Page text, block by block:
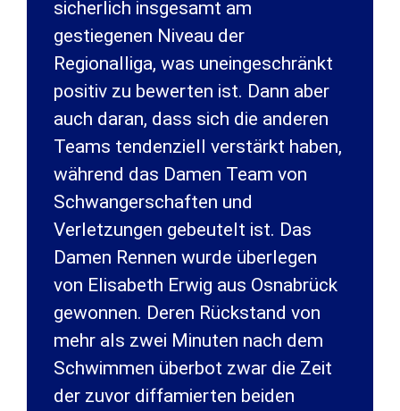
sicherlich insgesamt am
gestiegenen Niveau der
Regionalliga, was uneingeschränkt
positiv zu bewerten ist. Dann aber
auch daran, dass sich die anderen
Teams tendenziell verstärkt haben,
während das Damen Team von
Schwangerschaften und
Verletzungen gebeutelt ist. Das
Damen Rennen wurde überlegen
von Elisabeth Erwig aus Osnabrück
gewonnen. Deren Rückstand von
mehr als zwei Minuten nach dem
Schwimmen überbot zwar die Zeit
der zuvor diffamierten beiden